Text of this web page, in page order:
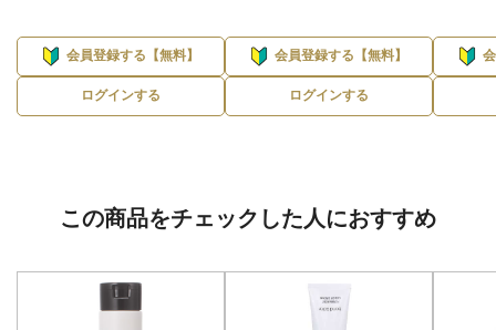
会員登録する【無料】
ログインする
会員登録する【無料】
ログインする
この商品をチェックした人におすすめ